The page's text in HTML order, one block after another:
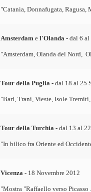
"Catania, Donnafugata, Ragusa,
Amsterdam el'Olanda- dal 6 al
"Amsterdam, Olanda del Nord,
Tour della Puglia- dal 18 al 25
"Bari, Trani, Vieste, Isole
Tour della Turchia- dal 13 al
"In bilico fra Oriente ed
Vicenza- 18 Novembre 2012
"Mostra "Raffaello verso